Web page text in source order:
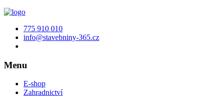
775 910 010
info@stavebniny-365.cz
Menu
E-shop
Zahradnictví